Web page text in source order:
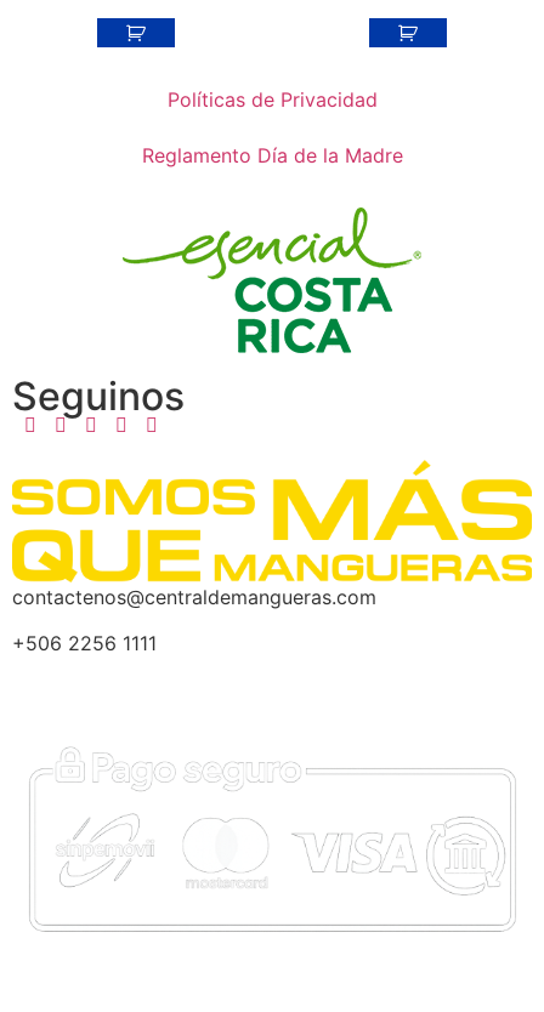
Políticas de Privacidad
Reglamento Día de la Madre
Seguinos
contactenos@centraldemangueras.com
+506 2256 1111